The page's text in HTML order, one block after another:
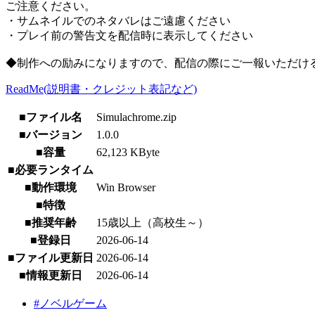
ご注意ください。
・サムネイルでのネタバレはご遠慮ください
・プレイ前の警告文を配信時に表示してください
◆制作への励みになりますので、配信の際にご一報いただけ
ReadMe(説明書・クレジット表記など)
■ファイル名
Simulachrome.zip
■バージョン
1.0.0
■容量
62,123 KByte
■必要ランタイム
■動作環境
Win Browser
■特徴
■推奨年齢
15歳以上（高校生～）
■登録日
2026-06-14
■ファイル更新日 2026-06-14
■情報更新日
2026-06-14
#ノベルゲーム